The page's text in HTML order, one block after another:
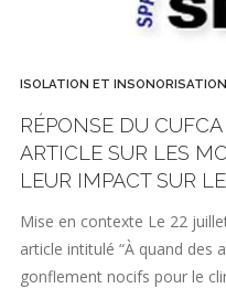
ISOLATION ET INSONORISATION
RÉPONSE DU
ARTICLE SUR LES
LEUR IMPACT SUR
Mise en contexte Le 22
article intitulé “À quand des
gonflement nocifs pour le